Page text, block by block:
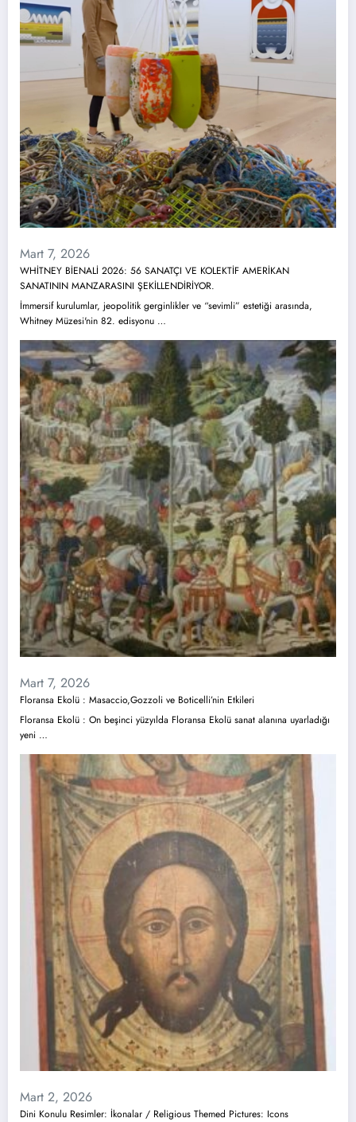
Mart 7, 2026
WHİTNEY BİENALİ 2026: 56 SANATÇI VE KOLEKTİF AMERİKAN
SANATININ MANZARASINI ŞEKİLLENDİRİYOR.
İmmersif kurulumlar, jeopolitik gerginlikler ve “sevimli” estetiği arasında,
Whitney Müzesi'nin 82. edisyonu …
Mart 7, 2026
Floransa Ekolü : Masaccio,Gozzoli ve Boticelli’nin Etkileri
Floransa Ekolü : On beşinci yüzyılda Floransa Ekolü sanat alanına uyarladığı
yeni …
Mart 2, 2026
Dini Konulu Resimler: İkonalar / Religious Themed Pictures: Icons